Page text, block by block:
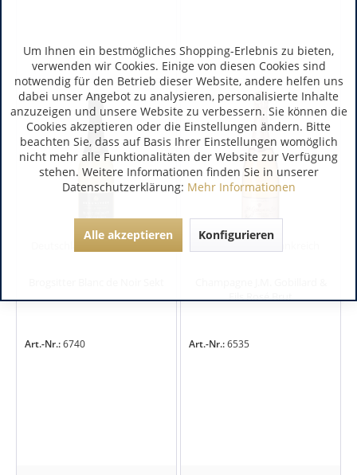
Deutschland | Deutschland
Art.-Nr.:6740
Champagne | Frankreich
Fils Rosé Brut
Art.-Nr.:6535
Um Ihnen ein bestmögliches Shopping-Erlebnis zu bieten,
verwenden wir Cookies. Einige von diesen Cookies sind
notwendig für den Betrieb dieser Website, andere helfen uns
dabei unser Angebot zu analysieren, personalisierte Inhalte
anzuzeigen und unsere Website zu verbessern. Sie können die
Cookies akzeptieren oder die Einstellungen ändern. Bitte
beachten Sie, dass auf Basis Ihrer Einstellungen womöglich
nicht mehr alle Funktionalitäten der Website zur Verfügung
stehen. Weitere Informationen finden Sie in unserer
Datenschutzerklärung: Mehr Informationen
Alle akzeptieren Konfigurieren